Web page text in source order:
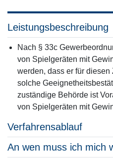
Leistungsbeschreibung
Nach § 33c
von Spielgeräten mit
werden, dass er für
solche
zuständige Behörde ist
von Spielgeräten mit
Verfahrensablauf
An wen muss ich mich